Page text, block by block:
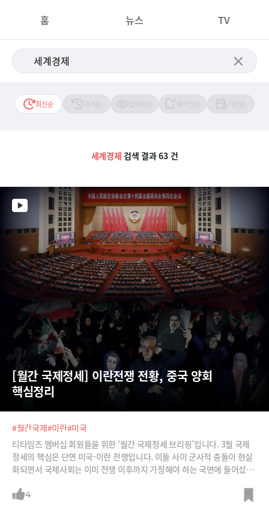
홈 뉴스 TV
최신순
세계경제 검색 결과 63 건
[월간 국제정세] 이란전쟁 전황, 중국 양회
핵심정리
#월간국제#이란#미국
티타임즈 멤버십 회원들을 위한 ‘월간 국제정세 브리핑’입니다. 3월 국제
정세의 핵심은 단연 미국-이란 전쟁입니다. 이들 사이 군사적 충돌이 현실
화되면서 국제사회는 이미 전쟁 이후까지 가정해야 하는 국면에 들어섰습
히는 가운데 미국은 치솟는 국제 유가와 흔들리는 세계 안보 질서를 고려하
4